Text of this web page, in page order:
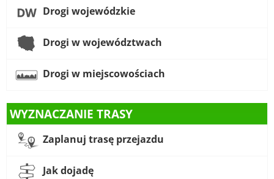
Drogi wojewódzkie
Drogi w województwach
Drogi w miejscowościach
WYZNACZANIE TRASY
Zaplanuj trasę przejazdu
Jak dojadę